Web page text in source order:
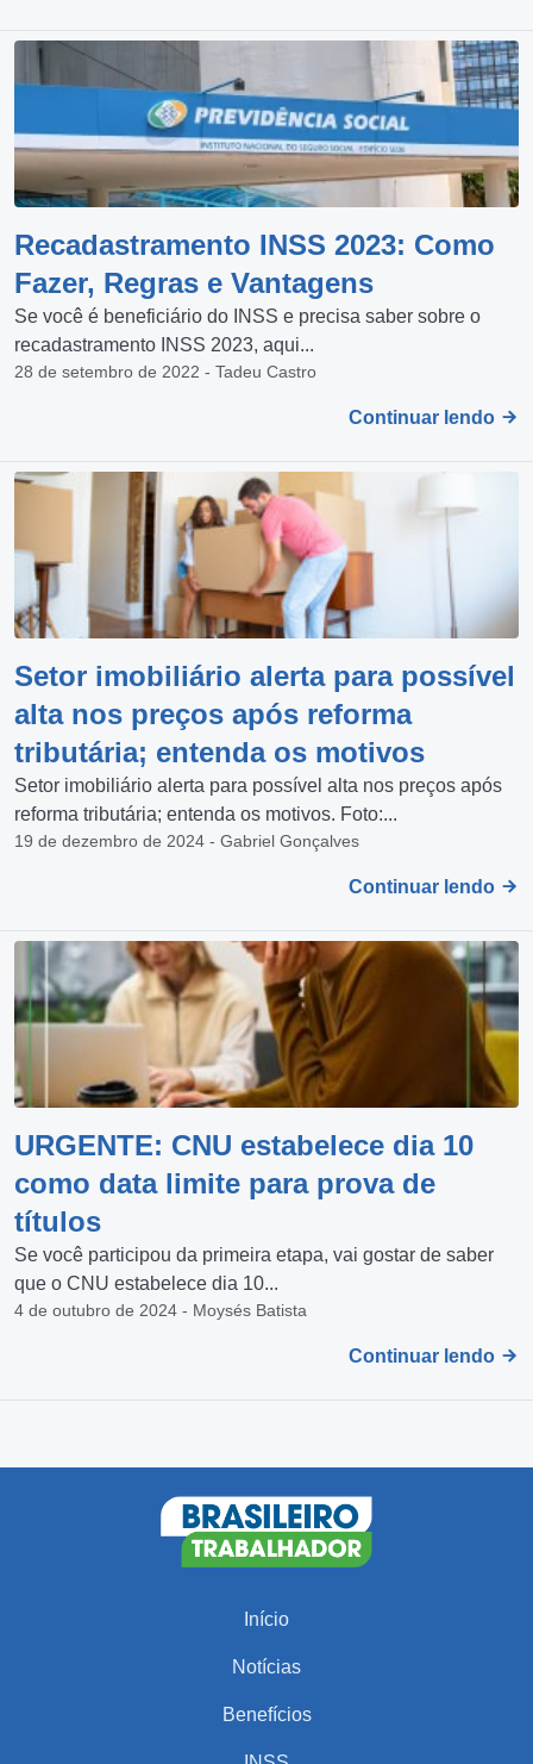
Recadastramento INSS 2023: Como
Fazer, Regras e Vantagens
Se você é beneficiário do INSS e precisa saber sobre o
recadastramento INSS 2023, aqui...
28 de setembro de 2022 - Tadeu Castro
Continuar lendo
Setor imobiliário alerta para possível
alta nos preços após reforma
tributária; entenda os motivos
Setor imobiliário alerta para possível alta nos preços após
reforma tributária; entenda os motivos. Foto:...
19 de dezembro de 2024 - Gabriel Gonçalves
Continuar lendo
URGENTE: CNU estabelece dia 10
como data limite para prova de
títulos
Se você participou da primeira etapa, vai gostar de saber
que o CNU estabelece dia 10...
4 de outubro de 2024 - Moysés Batista
Continuar lendo
Início
Notícias
Benefícios